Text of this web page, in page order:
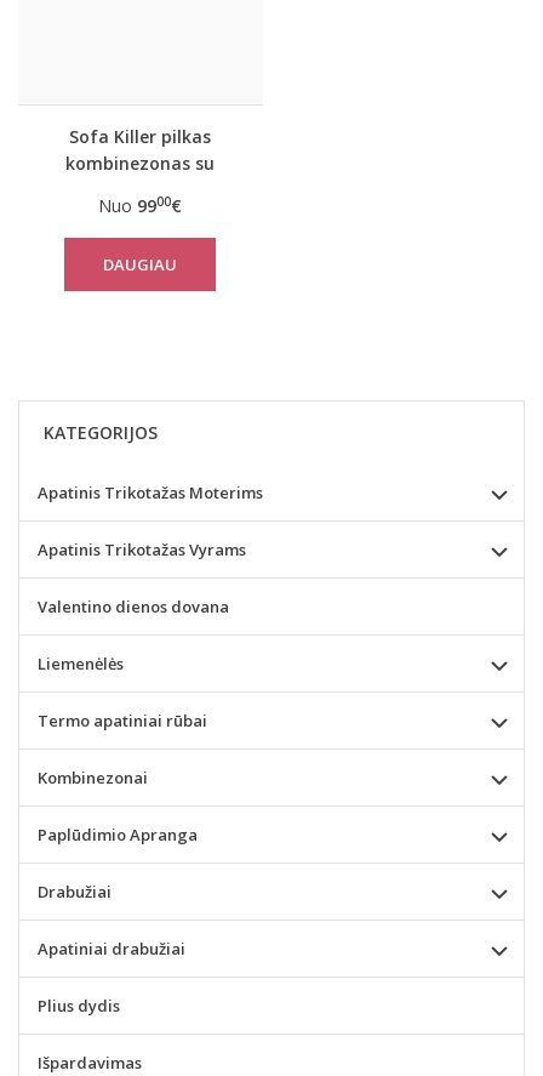
Sofa Killer pilkas
kombinezonas su
Nuo 9900€
DAUGIAU
KATEGORIJOS
Apatinis Trikotažas Moterims
Apatinis Trikotažas Vyrams
Valentino dienos dovana
Liemenėlės
Termo apatiniai rūbai
Kombinezonai
Paplūdimio Apranga
Drabužiai
Apatiniai drabužiai
Plius dydis
Išpardavimas